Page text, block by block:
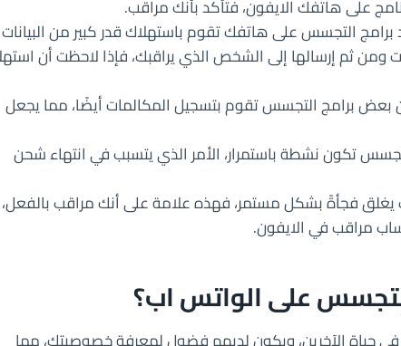
برامج التجسس على هاتفك تقوم باستهلاك قدر كبير من البيانات
ثم إرسالها إلى الشخص الذي يراقبك، فإذا لاحظت أن
بعض برامج التجسس تقوم بتسجيل المكالمات أيضًا، مما يجعل
تكون نشطة باستمرار، الأمر الذي يتسبب في انتهاء شحن
فجأةً بشكل مستمر، فهذه علامة على أنك مراقب بالفعل،
مراقب في الايفون.
على الواتس اب؟